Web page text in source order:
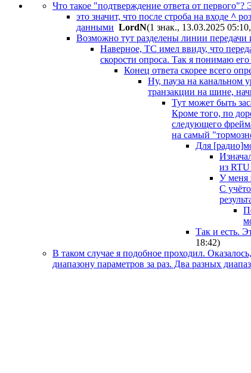
Что такое "подтверждение ответа от
это значит, что после строба на входе ^
данными LordN(1 знак., 13.03.2025 05:10,
Возможно тут разделены линии
Наверное, ТС имел ввиду, что
скорости опроса. Так я понимаю
Конец ответа скорее всего
Ну, пауза на канальном
транзакции на шине,
Тут может быть
Кроме того, по
следующего
на самый
Для
из
У меня
С
Так и есть.
18:42)
В таком случае я подобное проходил.
диапазону параметров за раз. Два разных